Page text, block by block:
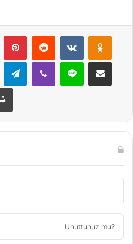
PinterestReddit VKontakte
TelegramViber Line E-Posta ile
Yazdır
Unuttunuz mu?